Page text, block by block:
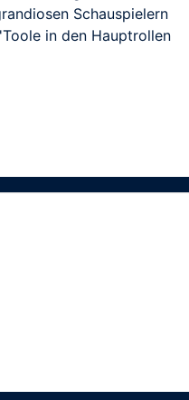
Schauspielern
in den Hauptrollen